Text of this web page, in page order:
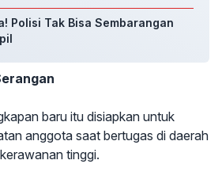
Polisi Tak Bisa Sembarangan
baru itu disiapkan untuk
anggota saat bertugas di daerah
tinggi.